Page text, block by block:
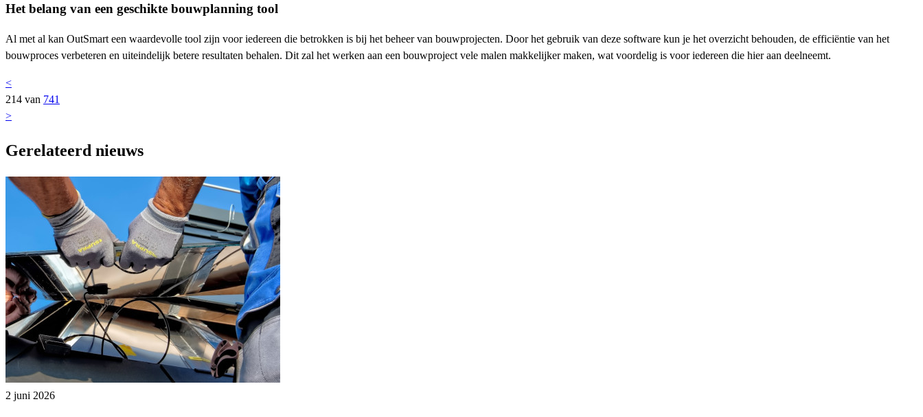
Het belang van een geschikte bouwplanning tool
Al met al kan OutSmart een waardevolle tool zijn voor iedereen die betrokken is bij het beheer van bouwprojecten. Door het gebruik van deze software kun je het overzicht behouden, de efficiëntie van het
bouwproces verbeteren en uiteindelijk betere resultaten behalen. Dit zal het werken aan een bouwproject vele malen makkelijker maken, wat voordelig is voor iedereen die hier aan deelneemt.
<
214 van 741
>
Gerelateerd nieuws
2 juni 2026